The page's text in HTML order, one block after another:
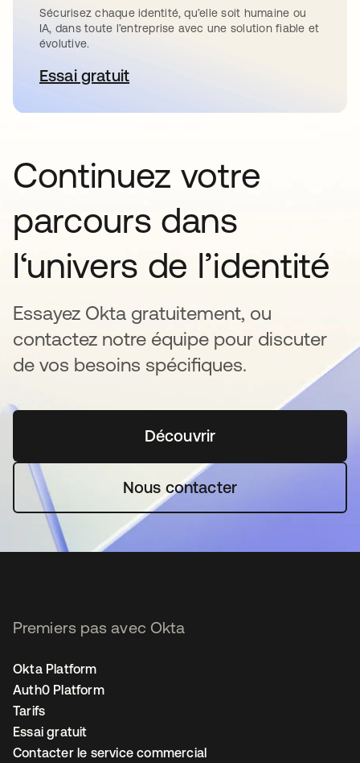
Sécurisez chaque identité, qu’elle soit humaine ou
IA, dans toute l’entreprise avec une solution fiable et
évolutive.
Essai gratuits’ouvre dans un nouvel onglet
Continuez votre
parcours dans
l‘univers de l’identité
Essayez Okta gratuitement, ou
contactez notre équipe pour discuter
de vos besoins spécifiques.
Découvrirs’ouvre dans un nouvel
Nous contacter
Premiers pas avec Okta
Okta Platform
Auth0 Platform
Tarifs
Essai gratuit
Contacter le service commercial